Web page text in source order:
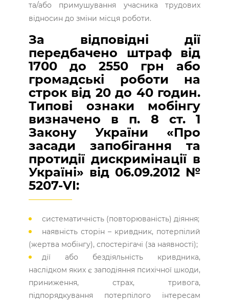
та/або примушування учасника трудових
відносин до зміни місця роботи.
За відповідні дії
передбачено штраф від
1700 до 2550 грн або
громадські роботи на
строк від 20 до 40 годин.
Типові ознаки мобінгу
визначено в п. 8 ст. 1
Закону України «Про
засади запобігання та
протидії дискримінації в
Україні» від 06.09.2012 №
5207-VI:
систематичність (повторюваність) діяння;
наявність сторін – кривдник, потерпілий
(жертва мобінгу), спостерігачі (за наявності);
дії або бездіяльність кривдника,
наслідком яких є заподіяння психічної шкоди,
приниження, страх, тривога,
підпорядкування потерпілого інтересам